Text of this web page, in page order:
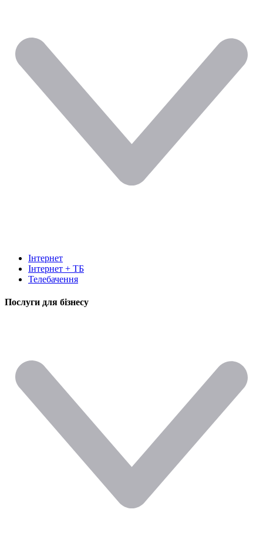
Інтернет
Інтернет + ТБ
Телебачення
Послуги для бізнесу